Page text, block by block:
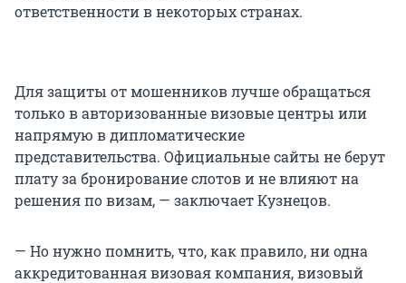
ответственности в некоторых странах.
Для защиты от мошенников лучше обращаться
только в авторизованные визовые центры или
напрямую в дипломатические
представительства. Официальные сайты не берут
плату за бронирование слотов и не влияют на
решения по визам, — заключает Кузнецов.
— Но нужно помнить, что, как правило, ни одна
аккредитованная визовая компания, визовый